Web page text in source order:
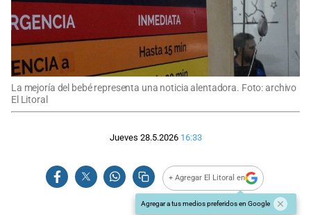
La mejoría del bebé representa una noticia alentadora. Foto: archivo
El Litoral
Jueves 28.5.2026 16:33
+ Agregar El Litoral en
Agregar a tus medios preferidos en Google